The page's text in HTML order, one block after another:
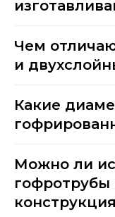
Чем
и
Какие
Можно ли